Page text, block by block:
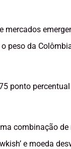
peso da
ponto
combinação
e moeda